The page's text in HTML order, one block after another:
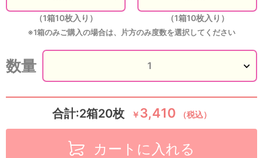
（1箱10枚入り） （1箱10枚入り）
※1箱のみご購入の場合は、片方のみ度数を選択してください
数量
合計:2箱20枚 ￥3,410 （税込）
カートに入れる